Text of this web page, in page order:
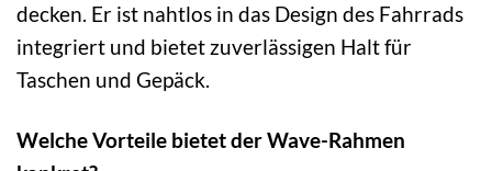
decken. Er ist nahtlos in das Design des Fahrrads
integriert und bietet zuverlässigen Halt für
Taschen und Gepäck.
Welche Vorteile bietet der Wave-Rahmen